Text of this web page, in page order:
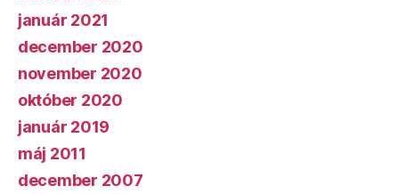
január 2021
december 2020
november 2020
október 2020
január 2019
máj 2011
december 2007